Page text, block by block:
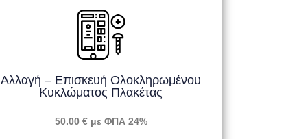
Αλλαγή – Επισκευή Ολοκληρωμένου
Κυκλώματος Πλακέτας
50.00 € με ΦΠΑ 24%